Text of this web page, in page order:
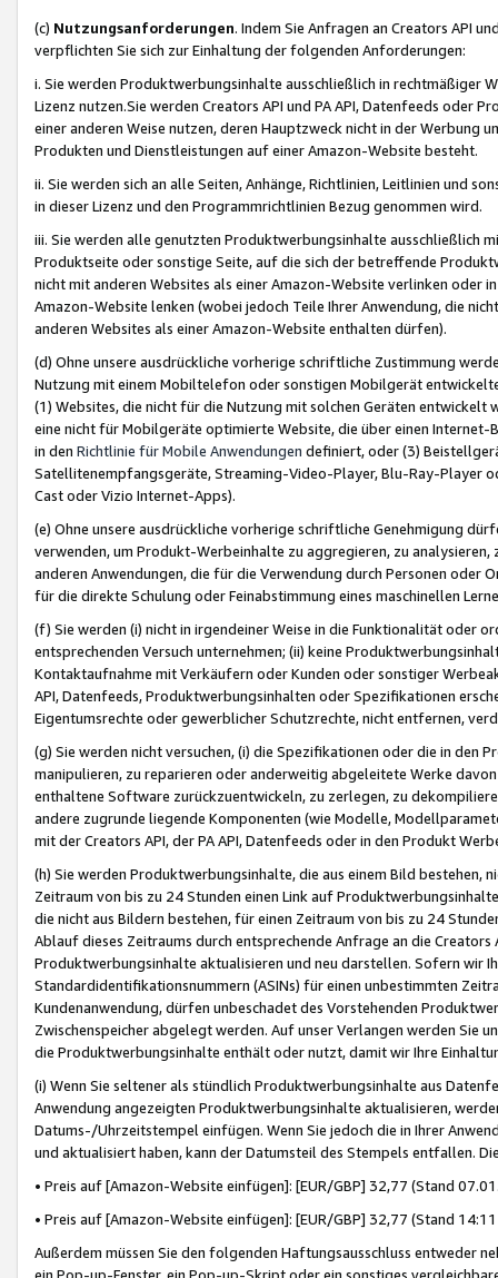
(c) Nutzungsanforderungen. Indem Sie Anfragen an Creators API
verpflichten Sie sich zur Einhaltung der folgenden Anforderungen:
i. Sie werden Produktwerbungsinhalte ausschließlich in rechtmäßiger
Lizenz nutzen.Sie werden Creators API und PA API, Datenfeeds oder
einer anderen Weise nutzen, deren Hauptzweck nicht in der Werbung
Produkten und Dienstleistungen auf einer Amazon-Website besteht.
ii. Sie werden sich an alle Seiten, Anhänge, Richtlinien, Leitlinien und
in dieser Lizenz und den Programmrichtlinien Bezug genommen wird.
iii. Sie werden alle genutzten Produktwerbungsinhalte ausschließlich
Produktseite oder sonstige Seite, auf die sich der betreffende
nicht mit anderen Websites als einer Amazon-Website verlinken oder
Amazon-Website lenken (wobei jedoch Teile Ihrer Anwendung, die
anderen Websites als einer Amazon-Website enthalten dürfen).
(d) Ohne unsere ausdrückliche vorherige schriftliche Zustimmung
Nutzung mit einem Mobiltelefon oder sonstigen Mobilgerät
(1) Websites, die nicht für die Nutzung mit solchen Geräten
eine nicht für Mobilgeräte optimierte Website, die über einen
in den Richtlinie für Mobile Anwendungen definiert, oder (3)
Satellitenempfangsgeräte, Streaming-Video-Player, Blu-Ray-Player
Cast oder Vizio Internet-Apps).
(e) Ohne unsere ausdrückliche vorherige schriftliche Genehmigung
verwenden, um Produkt-Werbeinhalte zu aggregieren, zu
anderen Anwendungen, die für die Verwendung durch Personen
für die direkte Schulung oder Feinabstimmung eines maschinellen
(f) Sie werden (i) nicht in irgendeiner Weise in die Funktionalität oder
entsprechenden Versuch unternehmen; (ii) keine
Kontaktaufnahme mit Verkäufern oder Kunden oder sonstiger
API, Datenfeeds, Produktwerbungsinhalten oder Spezifikationen
Eigentumsrechte oder gewerblicher Schutzrechte, nicht entfernen,
(g) Sie werden nicht versuchen, (i) die Spezifikationen oder die in
manipulieren, zu reparieren oder anderweitig abgeleitete Werke
enthaltene Software zurückzuentwickeln, zu zerlegen, zu
andere zugrunde liegende Komponenten (wie Modelle,
mit der Creators API, der PA API, Datenfeeds oder in den Produkt
(h) Sie werden Produktwerbungsinhalte, die aus einem Bild bestehen,
Zeitraum von bis zu 24 Stunden einen Link auf
die nicht aus Bildern bestehen, für einen Zeitraum von bis zu 24
Ablauf dieses Zeitraums durch entsprechende Anfrage an die
Produktwerbungsinhalte aktualisieren und neu darstellen. Sofern wir
Standardidentifikationsnummern (ASINs) für einen unbestimmten
Kundenanwendung, dürfen unbeschadet des Vorstehenden
Zwischenspeicher abgelegt werden. Auf unser Verlangen werden Sie
die Produktwerbungsinhalte enthält oder nutzt, damit wir Ihre
(i) Wenn Sie seltener als stündlich Produktwerbungsinhalte aus
Anwendung angezeigten Produktwerbungsinhalte aktualisieren,
Datums-/Uhrzeitstempel einfügen. Wenn Sie jedoch die in Ihrer
und aktualisiert haben, kann der Datumsteil des Stempels entfallen.
• Preis auf [Amazon-Website einfügen]: [EUR/GBP] 32,77 (Stand
• Preis auf [Amazon-Website einfügen]: [EUR/GBP] 32,77 (Stand
Außerdem müssen Sie den folgenden Haftungsausschluss entweder
ein Pop-up-Fenster, ein Pop-up-Skript oder ein sonstiges